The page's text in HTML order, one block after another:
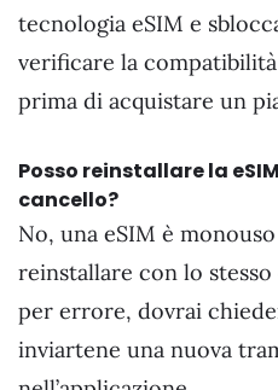
tecnologia eSIM e
verificare la
prima di acquistare un
Posso reinstallare la
cancello?
No, una eSIM è
reinstallare con lo
per errore, dovrai
inviartene una nuova